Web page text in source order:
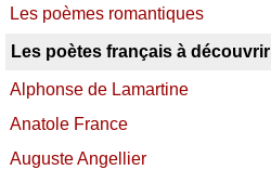
Les poèmes romantiques
Les poètes français à découvrir
Alphonse de Lamartine
Anatole France
Auguste Angellier